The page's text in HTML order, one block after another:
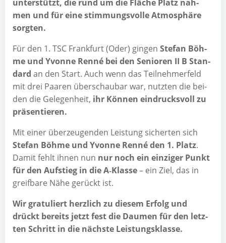
unter­stützt, die rund um die Flä­che Platz nah­
men und für eine stim­mungs­vol­le Atmo­sphä­re
sorgten.
Für den 1. TSC Frank­furt (Oder) gin­gen Ste­fan Böh­
me und Yvonne Ren­né bei den Senio­ren II B Stan­
dard an den Start. Auch wenn das Teil­neh­mer­feld
mit drei Paa­ren über­schau­bar war, nutz­ten die bei­
den die Gele­gen­heit, ihr Kön­nen ein­drucks­voll zu
präsentieren.
Mit einer über­zeu­gen­den Leis­tung sicher­ten sich
Ste­fan Böh­me und Yvonne Ren­né den 1. Platz.
Damit fehlt ihnen nun nur noch ein ein­zi­ger Punkt
für den Auf­stieg in die A‑Klasse– ein Ziel, das in
greif­ba­re Nähe gerückt ist.
Wir gra­tu­liert herz­lich zu die­sem Erfolg und
drückt bereits jetzt fest die Dau­men für den letz­
ten Schritt in die nächs­te Leistungsklasse.